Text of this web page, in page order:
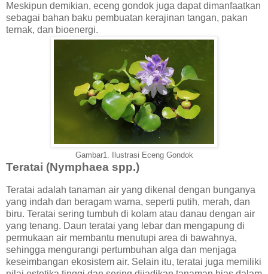
Meskipun demikian, eceng gondok juga dapat dimanfaatkan
sebagai bahan baku pembuatan kerajinan tangan, pakan
ternak, dan bioenergi.
Gambar1. Ilustrasi Eceng Gondok
Teratai (Nymphaea spp.)
Teratai adalah tanaman air yang dikenal dengan bunganya
yang indah dan beragam warna, seperti putih, merah, dan
biru. Teratai sering tumbuh di kolam atau danau dengan air
yang tenang. Daun teratai yang lebar dan mengapung di
permukaan air membantu menutupi area di bawahnya,
sehingga mengurangi pertumbuhan alga dan menjaga
keseimbangan ekosistem air. Selain itu, teratai juga memiliki